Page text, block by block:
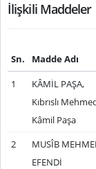
İlişkili Maddeler
Sn. Madde Adı
1
KÂMİL PAŞA,
Kıbrıslı
Kâmil Paşa
2
MUSÎB
EFENDİ